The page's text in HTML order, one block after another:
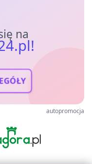
na
autopromocja